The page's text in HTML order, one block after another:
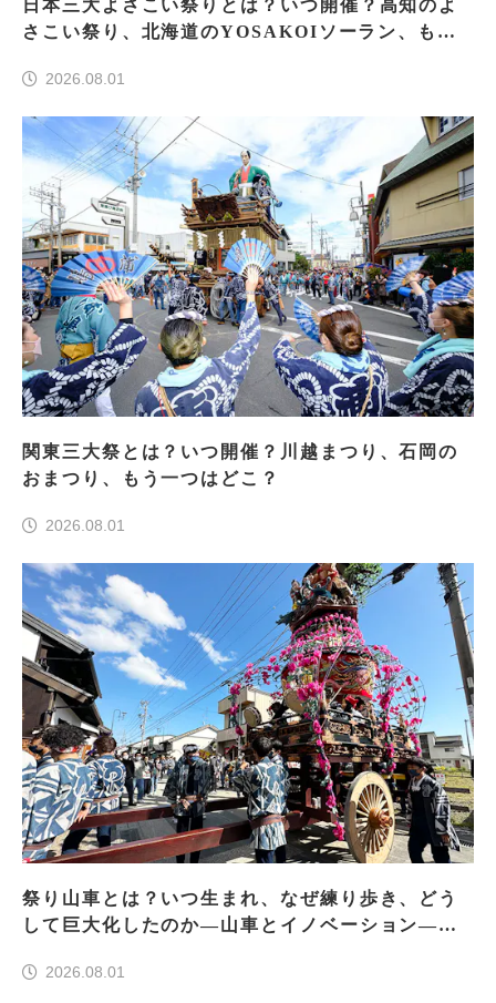
日本三大よさこい祭りとは？いつ開催？高知のよ
さこい祭り、北海道のYOSAKOIソーラン、もう
2026.08.01
関東三大祭とは？いつ開催？川越まつり、石岡の
おまつり、もう一つはどこ？
2026.08.01
祭り山車とは？いつ生まれ、なぜ練り歩き、どう
して巨大化したのか―山車とイノベーション―＜
2026.08.01